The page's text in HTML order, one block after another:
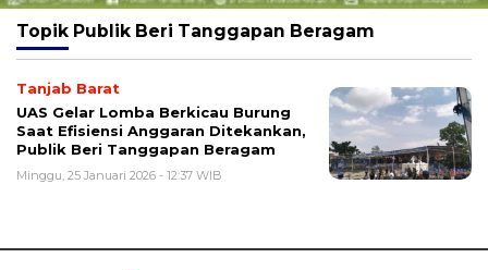
Topik Publik Beri Tanggapan Beragam
Tanjab Barat
UAS Gelar Lomba Berkicau Burung
Saat Efisiensi Anggaran Ditekankan,
Publik Beri Tanggapan Beragam
Minggu, 25 Januari 2026 - 12:37 WIB